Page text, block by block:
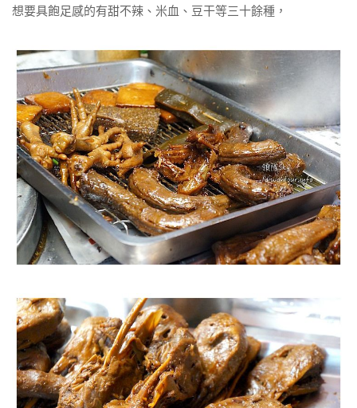
想要具飽足感的有甜不辣、米血、豆干等三十餘種，